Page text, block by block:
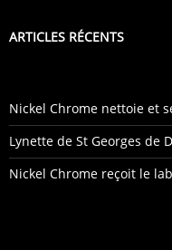
ARTICLES RÉCENTS
Nickel Chrome nettoie et
Lynette de St Georges de
Nickel Chrome reçoit le